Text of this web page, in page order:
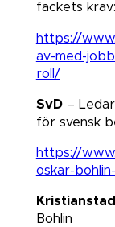
fackets
https://
av-med-
roll/
SvD –
för svensk
https://
oskar-
Bohlin​​​​​​​